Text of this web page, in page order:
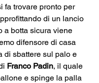
fa trovare pronto per
di un lancio
a botta sicura viene
difensore di casa
di sbattere sul palo e
Franco Padin, il quale
e spinge la palla